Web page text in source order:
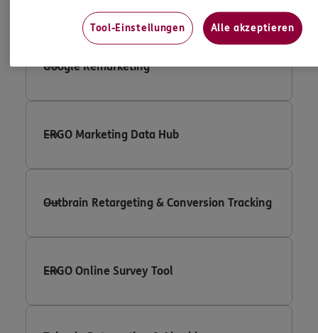
Google Remarketing
ERGO Marketing Data Hub
Outbrain Retargeting & Conversion Tracking
ERGO Online Survey Tool
Tool-Einstellungen Alle akzeptieren